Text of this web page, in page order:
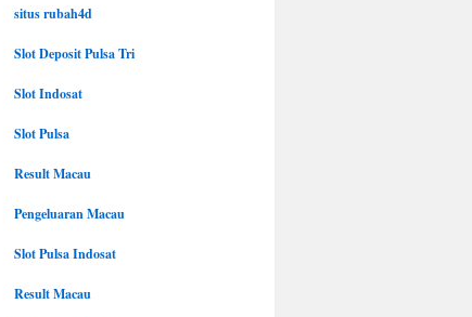
situs rubah4d
Slot Deposit Pulsa Tri
Slot Indosat
Slot Pulsa
Result Macau
Pengeluaran Macau
Slot Pulsa Indosat
Result Macau